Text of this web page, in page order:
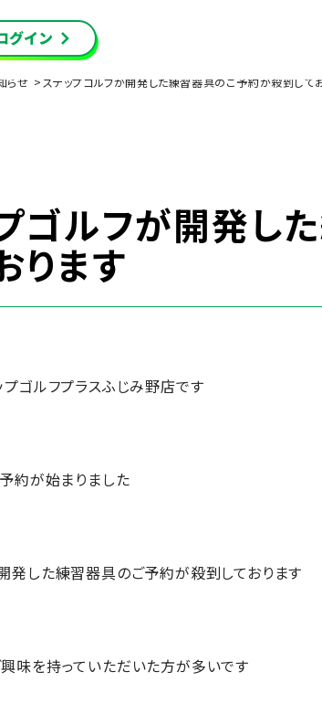
らせ ステップゴルフが開発した練習器具のご予約が殺到して
ゴルフが開発し
ります
プゴルフプラスふじみ野店です
約が始まりました
発した練習器具のご予約が殺到しております
味を持っていただいた方が多いです